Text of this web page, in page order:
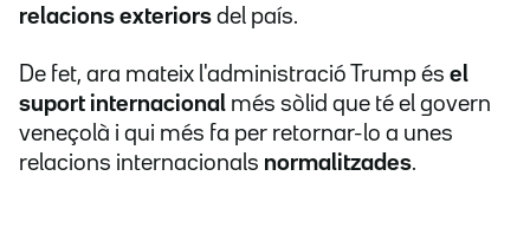
relacions exteriors del país.
De fet, ara mateix l'administració Trump és el
suport internacional més sòlid que té el govern
veneçolà i qui més fa per retornar-lo a unes
relacions internacionals normalitzades.